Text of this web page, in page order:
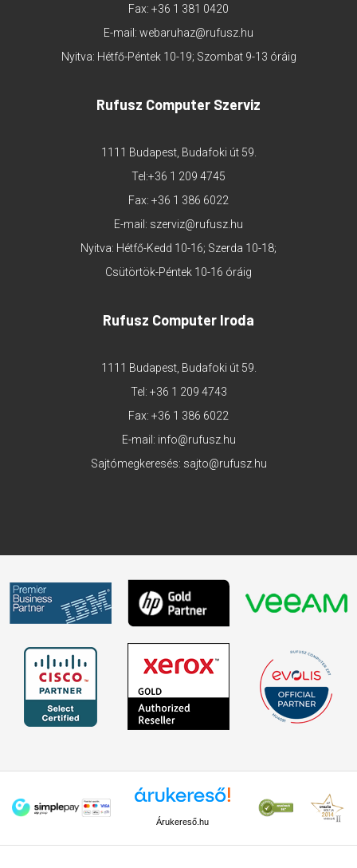
Fax: +36 1 381 0420
E-mail: webaruhaz@rufusz.hu
Nyitva: Hétfő-Péntek 10-19; Szombat 9-13 óráig
Rufusz Computer Szerviz
1111 Budapest, Budafoki út 59.
Tel:+36 1 209 4745
Fax: +36 1 386 6022
E-mail: szerviz@rufusz.hu
Nyitva: Hétfő-Kedd 10-16; Szerda 10-18;
Csütörtök-Péntek 10-16 óráig
Rufusz Computer Iroda
1111 Budapest, Budafoki út 59.
Tel: +36 1 209 4743
Fax: +36 1 386 6022
E-mail: info@rufusz.hu
Sajtómegkeresés: sajto@rufusz.hu
Árukereső.hu